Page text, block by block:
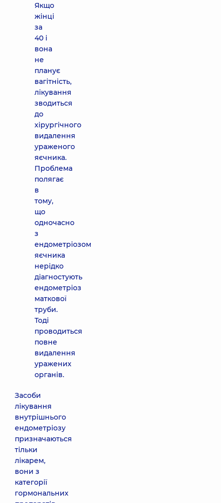
Якщо
жінці
за
40 і
вона
не
планує
вагітність,
лікування
зводиться
до
хірургічного
видалення
ураженого
яєчника.
Проблема
полягає
в
тому,
що
одночасно
з
ендометріозом
яєчника
нерідко
діагностують
ендометріоз
маткової
труби.
Тоді
проводиться
повне
видалення
уражених
органів.
Засоби
лікування
внутрішнього
ендометріозу
призначаються
тільки
лікарем,
вони з
категорії
гормональних